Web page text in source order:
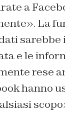
a
La
sarebbe
e le
rese
hanno